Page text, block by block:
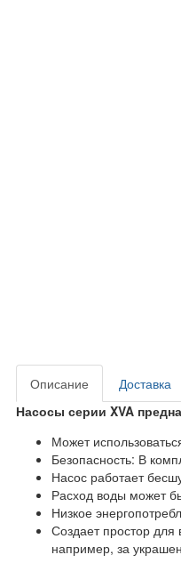
Описание Доставка
Насосы серии XVA
Может
Безопасность: В
Насос работает
Расход воды может
Низкое
Создает простор
например, за